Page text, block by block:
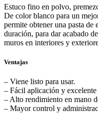
Estuco fino en polvo,
De color blanco para un
permite obtener una pasta de
duración, para dar acabado
muros en interiores y
Ventajas
– Viene listo para usar.
– Fácil aplicación y
– Alto rendimiento en mano
– Mayor control y